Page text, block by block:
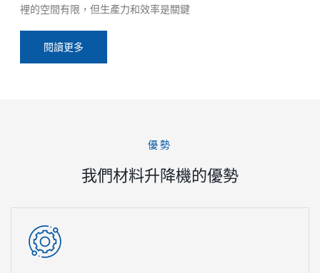
裡的空間有限，但生產力和效率是關鍵
閱讀更多
優勢
我們材料升降機的優勢